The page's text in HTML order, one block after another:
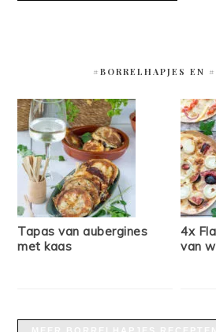
#BORRELHAPJES EN
Tapas van aubergines
met kaas
4x
van